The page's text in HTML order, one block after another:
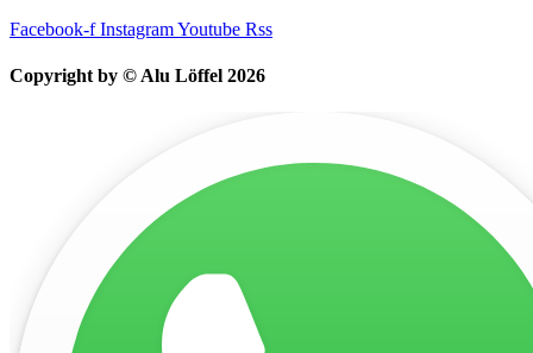
Facebook-f InstagramYoutube Rss
Copyright by © Alu Löffel 2026